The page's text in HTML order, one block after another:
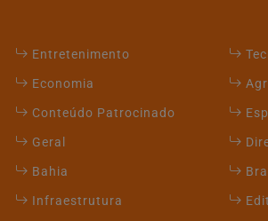
Entretenimento
Economia
Conteúdo Patrocinado
Geral
Bahia
Infraestrutura